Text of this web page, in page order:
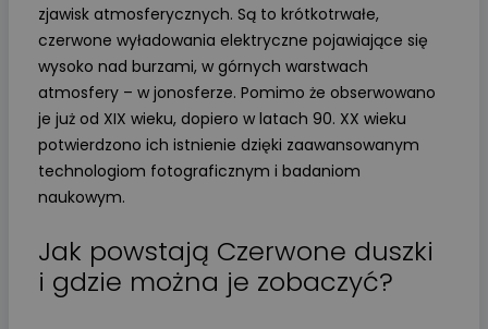
zjawisk atmosferycznych. Są to krótkotrwałe,
czerwone wyładowania elektryczne pojawiające się
wysoko nad burzami, w górnych warstwach
atmosfery – w jonosferze. Pomimo że obserwowano
je już od XIX wieku, dopiero w latach 90. XX wieku
potwierdzono ich istnienie dzięki zaawansowanym
technologiom fotograficznym i badaniom
naukowym.
Jak powstają Czerwone duszki
i gdzie można je zobaczyć?